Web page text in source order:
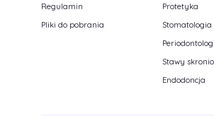
Regulamin
Pliki do pobrania
Protetyka
Stomatologia
Stawy
Endodoncja